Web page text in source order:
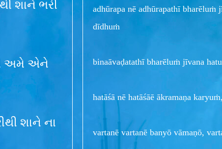
શાને ભરી
અમે એને
શાને ના
adhūrapa nē adhūrapathī bharēluṁ
dīdhuṁ
binaāvaḍatathī bharēluṁ jīvana
hatāśā nē hatāśāē ākramaṇa
vartanē vartanē banyō vāmaṇō,